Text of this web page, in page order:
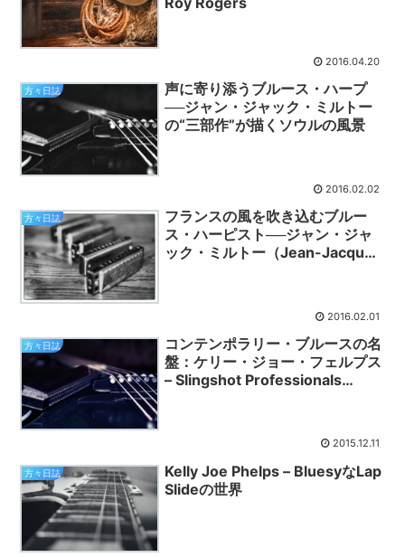
2016.04.20
方々日誌
声に寄り添うブルース・ハープ
──ジャン・ジャック・ミルトー
の“三部作”が描くソウルの風景
2016.02.02
方々日誌
フランスの風を吹き込むブルー
ス・ハーピスト──ジャン・ジャ
ック・ミルトー（Jean-Jacques
2016.02.01
方々日誌
コンテンポラリー・ブルースの名
盤：ケリー・ジョー・フェルプス
– Slingshot Professionals
2015.12.11
方々日誌
Kelly Joe Phelps – BluesyなLap
Slideの世界